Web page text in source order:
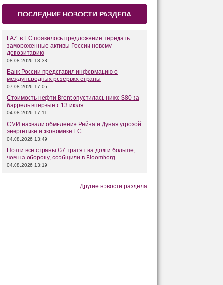
ПОСЛЕДНИЕ НОВОСТИ РАЗДЕЛА
FAZ: в ЕС появилось предложение передать
замороженные активы России новому
депозитарию
08.08.2026 13:38
Банк России представил информацию о
международных резервах страны
07.08.2026 17:05
Стоимость нефти Brent опустилась ниже $80 за
баррель впервые с 13 июля
04.08.2026 17:11
СМИ назвали обмеление Рейна и Дуная угрозой
энергетике и экономике ЕС
04.08.2026 13:49
Почти все страны G7 тратят на долги больше,
чем на оборону, сообщили в Bloomberg
04.08.2026 13:19
Другие новости раздела